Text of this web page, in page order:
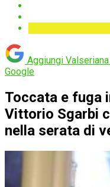
Aggiungi
Google
Toccata e fuga
Vittorio Sgarbi
nella serata di